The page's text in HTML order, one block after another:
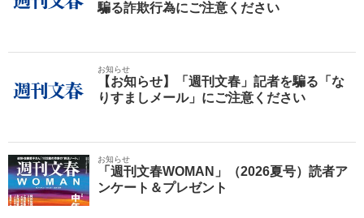
騙る詐欺行為にご注意ください
お知らせ
【お知らせ】「週刊文春」記者を騙る「な
りすましメール」にご注意ください
お知らせ
「週刊文春WOMAN」（2026夏号）読者ア
ンケート＆プレゼント